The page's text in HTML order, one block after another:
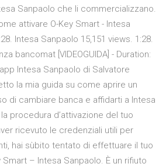
Sanpaolo che li commercializzano.
attivare O-Key Smart - Intesa
Intesa Sanpaolo 15,151 views. 1:28.
bancomat [VIDEOGUIDA] - Duration:
Intesa Sanpaolo di Salvatore
la mia guida su come aprire un
di cambiare banca e affidarti a Intesa
procedura d’attivazione del tuo
ricevuto le credenziali utili per
hai sùbito tentato di effettuare il tuo
– Intesa Sanpaolo. È un rifiuto